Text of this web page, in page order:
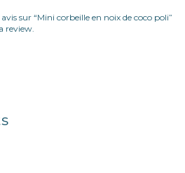
sur “Mini corbeille en noix de coco poli”
review.